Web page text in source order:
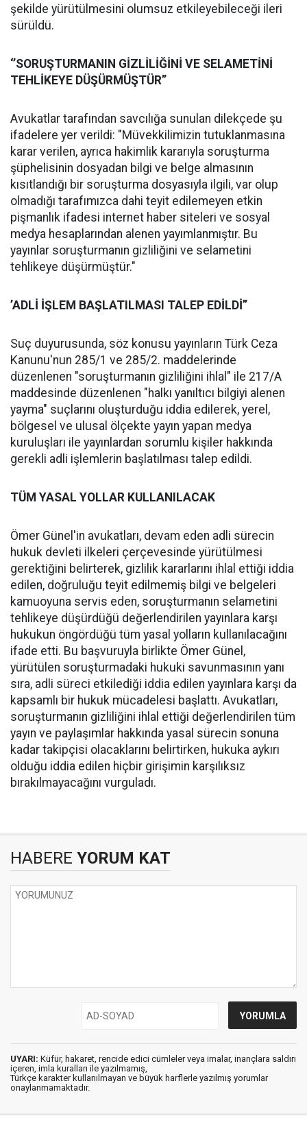
şekilde yürütülmesini olumsuz etkileyebileceği ileri
sürüldü.
‘’SORUŞTURMANIN GİZLİLİĞİNİ VE SELAMETİNİ
TEHLİKEYE DÜŞÜRMÜŞTÜR’’
Avukatlar tarafından savcılığa sunulan dilekçede şu
ifadelere yer verildi: "Müvekkilimizin tutuklanmasına
karar verilen, ayrıca hakimlik kararıyla soruşturma
şüphelisinin dosyadan bilgi ve belge almasının
kısıtlandığı bir soruşturma dosyasıyla ilgili, var olup
olmadığı tarafımızca dahi teyit edilemeyen etkin
pişmanlık ifadesi internet haber siteleri ve sosyal
medya hesaplarından alenen yayımlanmıştır. Bu
yayınlar soruşturmanın gizliliğini ve selametini
tehlikeye düşürmüştür."
’ADLİ İŞLEM BAŞLATILMASI TALEP EDİLDİ’’
Suç duyurusunda, söz konusu yayınların Türk Ceza
Kanunu'nun 285/1 ve 285/2. maddelerinde
düzenlenen "soruşturmanın gizliliğini ihlal" ile 217/A
maddesinde düzenlenen "halkı yanıltıcı bilgiyi alenen
yayma" suçlarını oluşturduğu iddia edilerek, yerel,
bölgesel ve ulusal ölçekte yayın yapan medya
kuruluşları ile yayınlardan sorumlu kişiler hakkında
gerekli adli işlemlerin başlatılması talep edildi.
TÜM YASAL YOLLAR KULLANILACAK
Ömer Günel'in avukatları, devam eden adli sürecin
hukuk devleti ilkeleri çerçevesinde yürütülmesi
gerektiğini belirterek, gizlilik kararlarını ihlal ettiği iddia
edilen, doğruluğu teyit edilmemiş bilgi ve belgeleri
kamuoyuna servis eden, soruşturmanın selametini
tehlikeye düşürdüğü değerlendirilen yayınlara karşı
hukukun öngördüğü tüm yasal yolların kullanılacağını
ifade etti. Bu başvuruyla birlikte Ömer Günel,
yürütülen soruşturmadaki hukuki savunmasının yanı
sıra, adli süreci etkilediği iddia edilen yayınlara karşı da
kapsamlı bir hukuk mücadelesi başlattı. Avukatları,
soruşturmanın gizliliğini ihlal ettiği değerlendirilen tüm
yayın ve paylaşımlar hakkında yasal sürecin sonuna
kadar takipçisi olacaklarını belirtirken, hukuka aykırı
olduğu iddia edilen hiçbir girişimin karşılıksız
bırakılmayacağını vurguladı.
HABERE YORUM KAT
UYARI: Küfür, hakaret, rencide edici cümleler veya imalar, inançlara saldırı
içeren, imla kuralları ile yazılmamış,
Türkçe karakter kullanılmayan ve büyük harflerle yazılmış yorumlar
onaylanmamaktadır.